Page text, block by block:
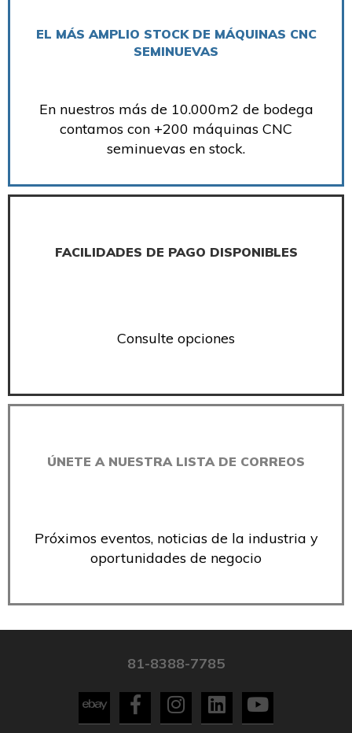
EL MÁS AMPLIO STOCK DE MÁQUINAS CNC
SEMINUEVAS
En nuestros más de 10.000m2 de bodega
contamos con +200 máquinas CNC
seminuevas en stock.
FACILIDADES DE PAGO DISPONIBLES
Consulte opciones
ÚNETE A NUESTRA LISTA DE CORREOS
Próximos eventos, noticias de la industria y
oportunidades de negocio
81-8388-7785